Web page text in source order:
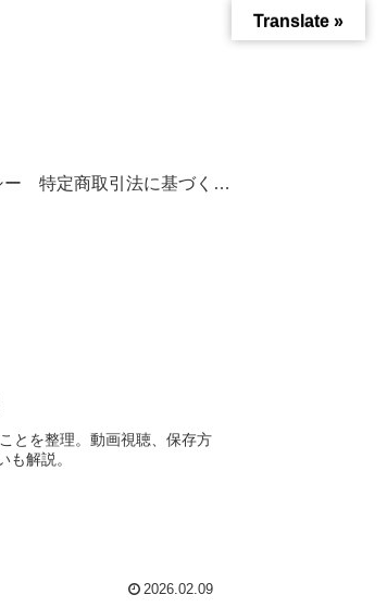
ー 特定商取引法に基づく表記
とを整理。動画視聴、保存方
も解説。
2026.02.09
Translate »